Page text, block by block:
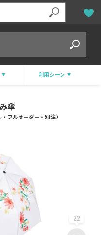
利用シーン
傘
ルオーダー・別注）
22